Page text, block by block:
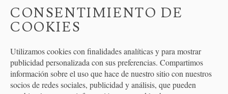
CONSENTIMIENTO DE
COOKIES
Utilizamos cookies con finalidades analíticas y para mostrar
publicidad personalizada con sus preferencias. Compartimos
información sobre el uso que hace de nuestro sitio con nuestros
socios de redes sociales, publicidad y análisis, que pueden